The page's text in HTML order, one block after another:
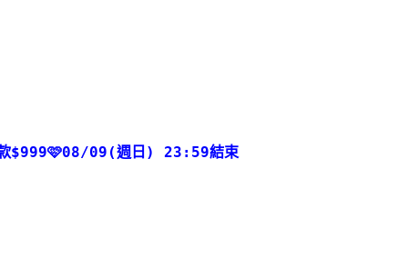
$999🩷08/09(週日) 23:59結束